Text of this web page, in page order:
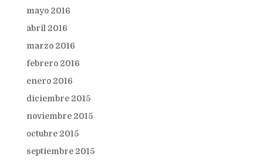
mayo 2016
abril 2016
marzo 2016
febrero 2016
enero 2016
diciembre 2015
noviembre 2015
octubre 2015
septiembre 2015